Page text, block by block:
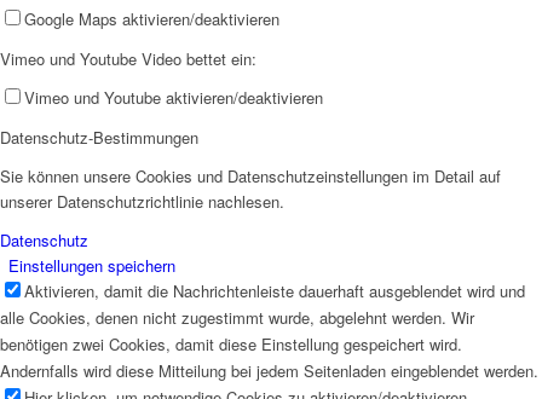
Google Maps aktivieren/deaktivieren
Vimeo und Youtube Video bettet ein:
Vimeo und Youtube aktivieren/deaktivieren
Datenschutz-Bestimmungen
Sie können unsere Cookies und Datenschutzeinstellungen im Detail auf
unserer Datenschutzrichtlinie nachlesen.
Datenschutz
Einstellungen speichern
Aktivieren, damit die Nachrichtenleiste dauerhaft ausgeblendet wird und
alle Cookies, denen nicht zugestimmt wurde, abgelehnt werden. Wir
benötigen zwei Cookies, damit diese Einstellung gespeichert wird.
Andernfalls wird diese Mitteilung bei jedem Seitenladen eingeblendet werden.